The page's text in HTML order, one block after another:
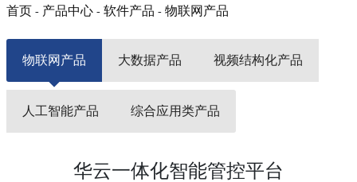
首页 - 产品中心 - 软件产品 - 物联网产品
物联网产品 大数据产品 视频结构化产品
人工智能产品 综合应用类产品
华云一体化智能管控平台